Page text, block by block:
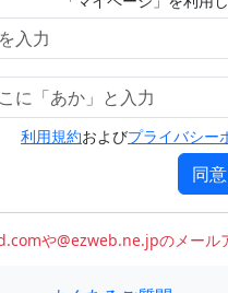
利用規約およびプライバシー
同
や@ezweb.ne.jpのメール